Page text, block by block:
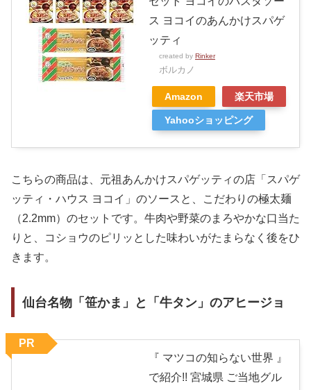
ス ヨコイのあんかけスパゲ
ッティ
created by Rinker
ボルカノ
Amazon 楽天市場
Yahooショッピング
こちらの商品は、元祖あんかけスパゲッティの店「スパゲ
ッティ・ハウス ヨコイ」のソースと、こだわりの極太麺
（2.2mm）のセットです。牛肉や野菜のまろやかな口当た
りと、コショウのピリッとした味わいがたまらなく後をひ
きます。
仙台名物「笹かま」と「牛タン」のアヒージョ
『 マツコの知らない世界 』
で紹介!! 宮城県 ご当地グル
PR